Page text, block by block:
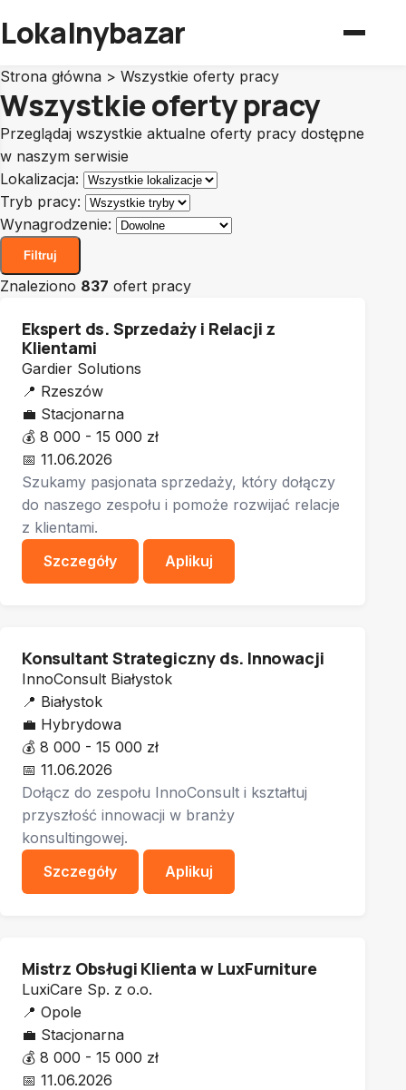
Lokalnybazar
Strona główna > Wszystkie oferty pracy
Wszystkie oferty pracy
Przeglądaj wszystkie aktualne oferty pracy dostępne
w naszym serwisie
Lokalizacja:
Tryb pracy:
Wynagrodzenie:
Filtruj
Znaleziono 837 ofert pracy
Ekspert ds. Sprzedaży i Relacji z
Klientami
Gardier Solutions
📍 Rzeszów
💼 Stacjonarna
💰 8 000 - 15 000 zł
📅 11.06.2026
Szukamy pasjonata sprzedaży, który dołączy
do naszego zespołu i pomoże rozwijać relacje
z klientami.
Szczegóły
Aplikuj
Konsultant Strategiczny ds. Innowacji
InnoConsult Białystok
📍 Białystok
💼 Hybrydowa
💰 8 000 - 15 000 zł
📅 11.06.2026
Dołącz do zespołu InnoConsult i kształtuj
przyszłość innowacji w branży
konsultingowej.
Szczegóły
Aplikuj
Mistrz Obsługi Klienta w LuxFurniture
LuxiCare Sp. z o.o.
📍 Opole
💼 Stacjonarna
💰 8 000 - 15 000 zł
📅 11.06.2026